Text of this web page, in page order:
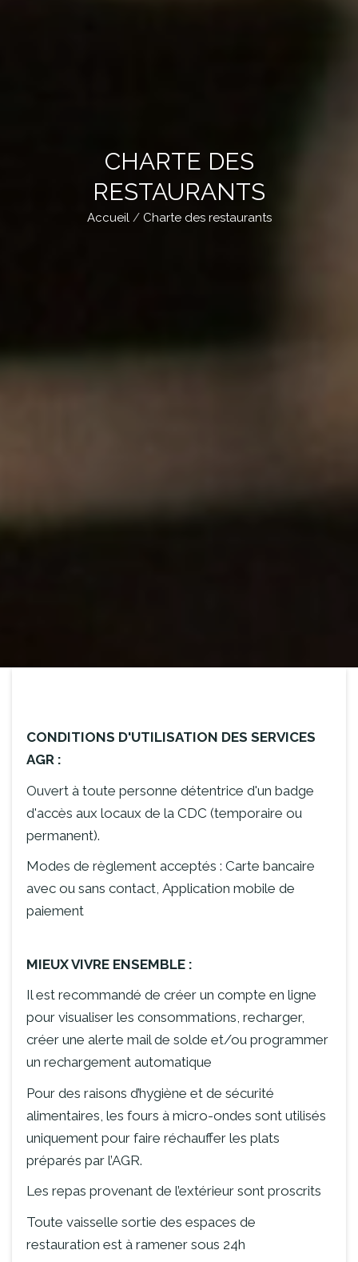
CHARTE DES
RESTAURANTS
Accueil Charte des restaurants
CONDITIONS D'UTILISATION DES SERVICES
AGR :
Ouvert à toute personne détentrice d'un badge
d'accès aux locaux de la CDC (temporaire ou
permanent).
Modes de règlement acceptés : Carte bancaire
avec ou sans contact, Application mobile de
paiement
MIEUX VIVRE ENSEMBLE :
Il est recommandé de créer un compte en ligne
pour visualiser les consommations, recharger,
créer une alerte mail de solde et/ou programmer
un rechargement automatique
Pour des raisons d’hygiène et de sécurité
alimentaires, les fours à micro-ondes sont utilisés
uniquement pour faire réchauffer les plats
préparés par l’AGR.
Les repas provenant de l’extérieur sont proscrits
Toute vaisselle sortie des espaces de
restauration est à ramener sous 24h